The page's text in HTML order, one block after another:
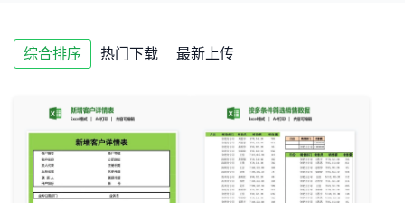
综合排序 热门下载 最新上传